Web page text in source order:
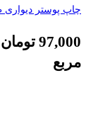
چاپ پوستر دیواری
97,000 تومان
مربع